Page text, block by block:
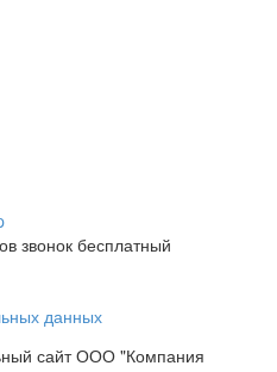
звонок бесплатный
данных
сайт ООО "Компания